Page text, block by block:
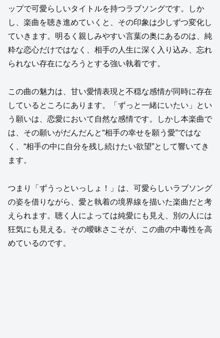
ップで可愛らしいタイトルを持つラブソングです。しか
し、楽曲を聴き進めていくと、その印象は少しずつ変化し
ていきます。明るく親しみやすい言葉の奥にあるのは、純
粋な恋心だけではなく、相手の人生に深く入り込み、忘れ
られない存在になろうとする強い執着です。
この曲の魅力は、甘い愛情表現と不穏な感情が同時に存在
しているところにあります。「ずっと一緒にいたい」とい
う願いは、恋愛において自然な感情です。しかし本楽曲で
は、その願いがだんだんと“相手の幸せを願う愛”ではな
く、“相手の中に自分を残し続けたい欲望”として響いてき
ます。
つまり「ずうっといっしょ！」は、可愛らしいラブソング
の姿を借りながら、愛と執着の境界線を描いた楽曲だと考
えられます。聴く人によっては純愛にも見え、別の人には
狂気にも見える。その曖昧さこそが、この曲の中毒性を高
めているのです。